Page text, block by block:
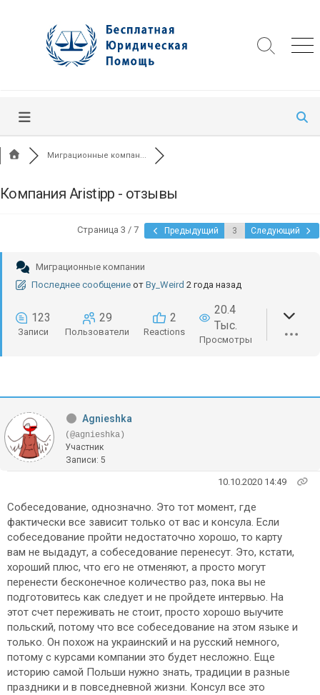
Search
Миграционные компан...
Компания Aristipp - отзывы
Страница 3 / 7 Предыдущий Следующий
Миграционные компании
Последнее сообщение от By_Weird 2 года назад
123
Записи
29
Пользователи
2
Reactions
20.4
Тыс.
Просмотры
Agnieshka
(@agnieshka)
Участник
Записи: 5
10.10.2020 14:49
Собеседование, однозначно. Это тот момент, где
фактически все зависит только от вас и консула. Если
собеседование пройти недостаточно хорошо, то карту
вам не выдадут, а собеседование перенесут. Это, кстати,
хороший плюс, что его не отменяют, а просто могут
перенести бесконечное количество раз, пока вы не
подготовитесь как следует и не пройдете интервью. На
этот счет переживать не стоит, просто хорошо выучите
польский, потому что все собеседование на этом языке и
только. Он похож на украинский и на русский немного,
потому с курсами компании это будет несложно. Еще
историю самой Польши нужно знать, традиции в разные
праздники и в повседневной жизни. Консул все это